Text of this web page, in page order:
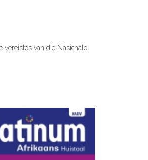
vereistes van die Nasionale